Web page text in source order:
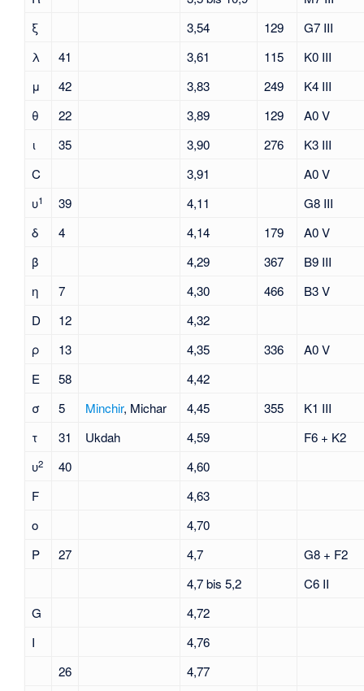
ξ
3,54 129
G7 III
λ
41 3,61 115
K0 III
μ
42 3,83 249
K4 III
θ
22 3,89 129
A0 V
ι
35 3,90 276
K3 III
C
3,91
A0 V
υ1 39 4,11
G8 III
δ
4 4,14 179
A0 V
β
4,29 367
B9 III
η
7 4,30 466
B3 V
D
12
4,32
ρ
13 4,35 336
A0 V
E
58
4,42
σ
5 Minchir, Michar 4,45 355
K1 III
τ
31 Ukdah 4,59
F6 + K2
υ2 40
4,60
F
4,63
ο
4,70
P
27 4,7
G8 + F2
4,7 bis 5,2
C6 II
G
4,72
I
4,76
26
4,77